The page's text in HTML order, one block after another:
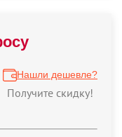
Нашли дешевле?
Получите скидку!